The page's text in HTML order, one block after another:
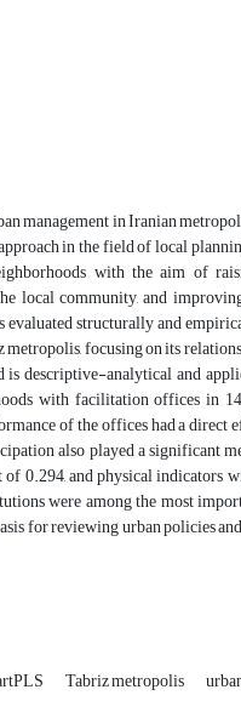
management in Iranian
in the field of local
with the aim of
local community, and
structurally and
focusing on its
is descriptive-analytical and
with facilitation offices in
of the offices had a
also played a significant
0.294, and physical indicators
were among the most
for reviewing urban policies
Tabriz metropolis